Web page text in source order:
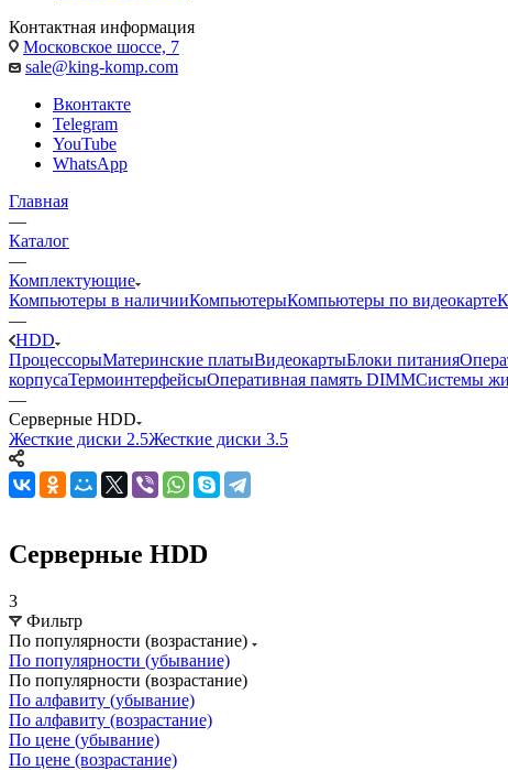
Контактная информация
Московское шоссе, 7
sale@king-komp.com
Вконтакте
Telegram
YouTube
WhatsApp
Главная
—
Каталог
—
Комплектующие
Компьютеры в наличииКомпьютерыКомпьютеры по видеокарте
—
HDD
ПроцессорыМатеринские платыВидеокартыБлоки питания
корпусаТермоинтерфейсыОперативная память DIMMСистемы
—
Серверные HDD
Жесткие диски 2.5Жесткие диски 3.5
Серверные HDD
3
Фильтр
По популярности (возрастание)
По популярности (убывание)
По популярности (возрастание)
По алфавиту (убывание)
По алфавиту (возрастание)
По цене (убывание)
По цене (возрастание)